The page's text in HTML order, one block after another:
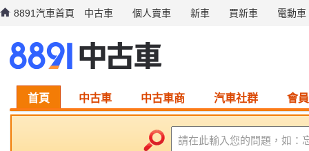
8891汽車首頁 中古車 個人賣車 新車 買新車 電動車
首頁 中古車 中古車商 汽車社群 會
請在此輸入您的問題，如：